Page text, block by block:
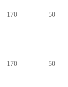
170 50
170 50